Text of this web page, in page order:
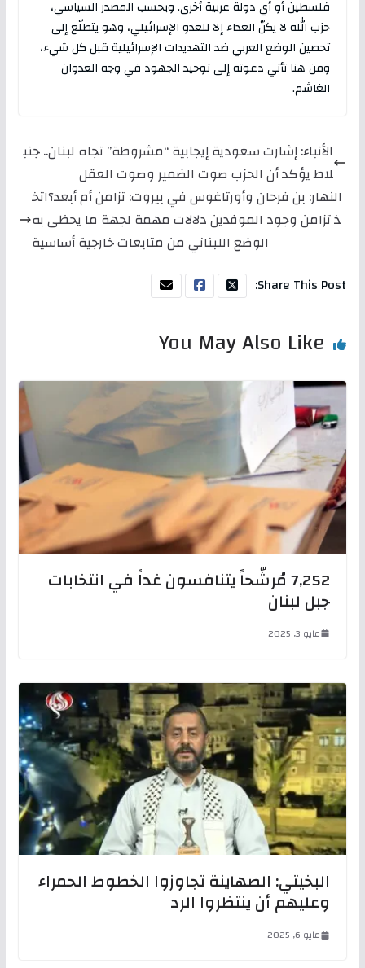
فلسطين أو أي دولة عربية أخرى. وبحسب المصدر السياسي،
حزب الله لا يكنّ العداء إلا للعدو الإسرائيلي، وهو يتطلّع إلى
تحصين الوضع العربي ضد التهديدات الإسرائيلية قبل كل شيء،
ومن هنا تأتي دعوته إلى توحيد الجهود في وجه العدوان
الغاشم.
الأنباء: إشارت سعودية إيجابية “مشروطة” تجاه لبنان.. جنب
لاط يؤكد أن الحزب صوت الضمير وصوت العقل
النهار: بن فرحان وأورتاغوس في بيروت: تزامن أم أبعد؟اتخ
ذ تزامن وجود الموفدين دلالات مهمة لجهة ما يحظى به
الوضع اللبناني من متابعات خارجية أساسية
Share This Post:
You May Also Like
7,252 مُرشّحاً يتنافسون غداً في انتخابات
جبل لبنان
مايو 3, 2025
البخيتي: الصهاينة تجاوزوا الخطوط الحمراء
وعليهم أن ينتظروا الرد
مايو 6, 2025